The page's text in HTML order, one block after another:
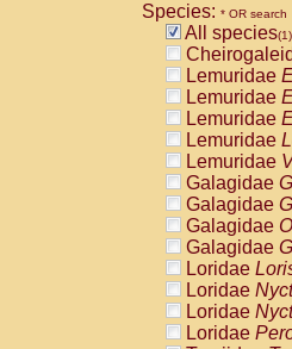
Cebidae
Cebidae
Cebidae
Cebidae
Cebidae
Atelidae
Atelidae
Atelidae
Atelidae
Atelidae
Atelidae
Atelidae
Atelidae
Atelidae
Atelidae
Pitheciidae
Species: * OR search
All species(1)
Lemuridae
Lemuridae
Lemuridae
Lemuridae
Lemuridae
Galagidae
Galagidae
Galagidae
Galagidae
Loridae
Loridae
Loridae
Loridae